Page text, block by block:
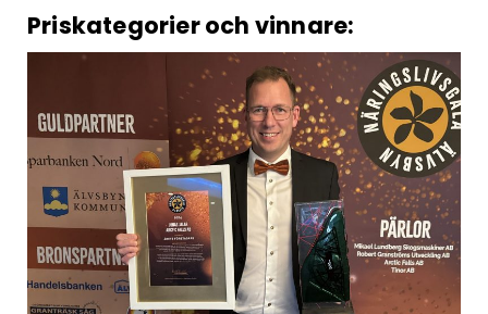
Priskategorier och vinnare: